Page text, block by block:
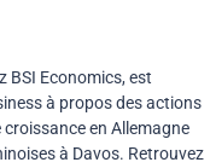
BSI Economics, est
à propos des actions
croissance en Allemagne
à Davos. Retrouvez